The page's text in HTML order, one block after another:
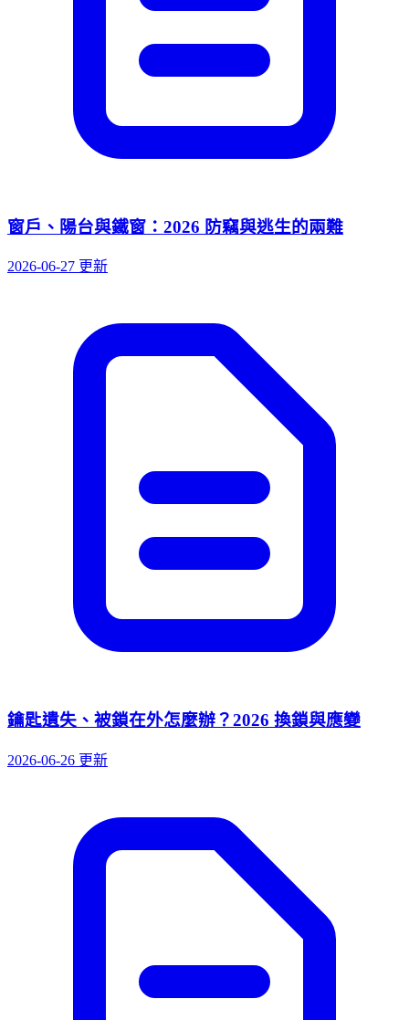
窗戶、陽台與鐵窗：2026 防竊與逃生的兩難
2026-06-27 更新
鑰匙遺失、被鎖在外怎麼辦？2026 換鎖與應變
2026-06-26 更新